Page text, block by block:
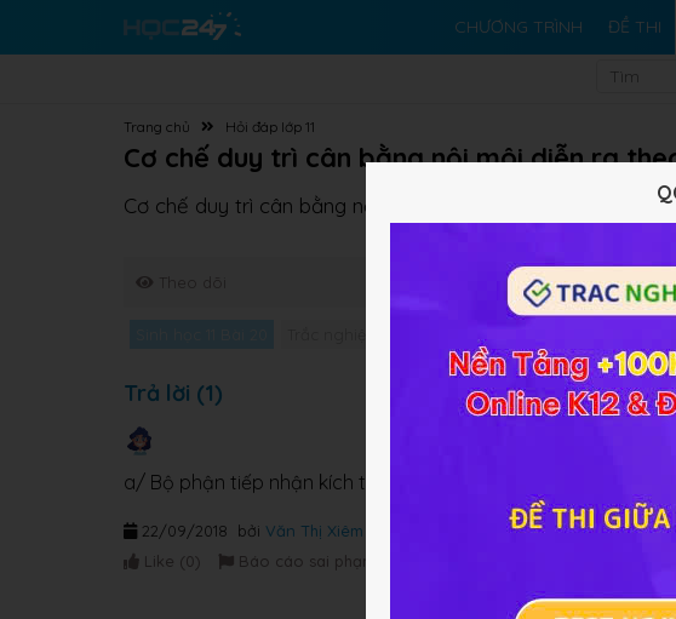
CHƯƠNG TRÌNH ĐỀ THI
Trang chủ Hỏi đáp lớp 11
Cơ chế duy trì cân bằng nội môi diễn ra
Cơ chế duy trì cân bằng nội môi diễn ra theo trật tự nào?
Theo dõi
Trả lời (1)
a/ Bộ phận tiếp nhận kích thích
bởi Văn Thị Xiêm
22/09/2018
Like (0) Báo cáo sai phạm